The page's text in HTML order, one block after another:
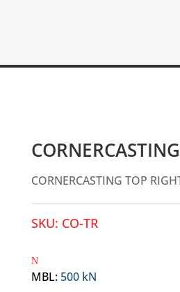
CORNERCASTING TOP
SKU: CO-TR
MBL: 500 kN